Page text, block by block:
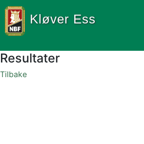
Kløver Ess
Resultater
Tilbake